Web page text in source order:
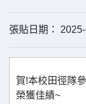
張貼日期：
賀!本校田徑隊
榮獲佳績~